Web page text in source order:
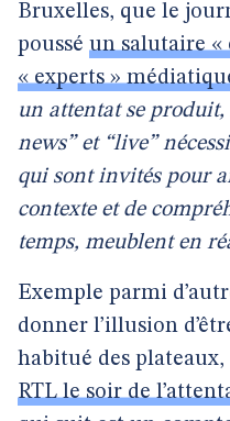
Bruxelles, que le
poussé un salutaire «
« experts »
un attentat se produit,
news” et “live”
qui sont invités pour
contexte et de
temps, meublent en
Exemple parmi
donner l’illusion
habitué des plateaux,
RTL le soir de